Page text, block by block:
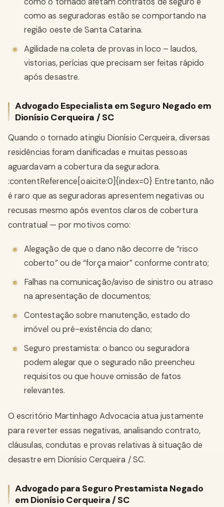
como as seguradoras estão se comportando na
região oeste de Santa Catarina.
Agilidade na coleta de provas in loco – laudos,
vistorias, perícias que precisam ser feitas rápido
após desastre.
Advogado Especialista em Seguro Negado em
Dionísio Cerqueira / SC
Quando o tornado atingiu Dionísio Cerqueira, diversas
residências foram danificadas e muitas pessoas
aguardavam a cobertura da seguradora.
:contentReference[oaicite:0]{index=0} Entretanto, não
é raro que as seguradoras apresentem negativas ou
recusas mesmo após eventos claros de cobertura
contratual — por motivos como:
Alegação de que o dano não decorre de “risco
coberto” ou de “força maior” conforme contrato;
Falhas na comunicação/aviso de sinistro ou atraso
na apresentação de documentos;
Contestação sobre manutenção, estado do
imóvel ou pré-existência do dano;
Seguro prestamista: o banco ou seguradora
podem alegar que o segurado não preencheu
requisitos ou que houve omissão de fatos
relevantes.
O escritório Martinhago Advocacia atua justamente
para reverter essas negativas, analisando contrato,
cláusulas, condutas e provas relativas à situação de
desastre em Dionísio Cerqueira / SC.
Advogado para Seguro Prestamista Negado
em Dionísio Cerqueira / SC